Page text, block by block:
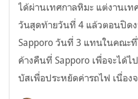
ได้ผ่านเทศกาลหิมะ แต่งานเ
วันสุดท้ายวันที่ 4 แล้วตอนปิด
Sapporo วันที่ 3 แทนในคณะ
ค้างคืนที่ Sapporo เพื่อจะได้ไ
บัสเพื่อประหยัดค่ารถไฟ เนื่อง